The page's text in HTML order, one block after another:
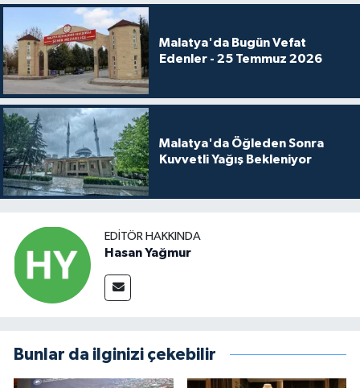
Malatya'da Bugün Vefat
Edenler - 25 Temmuz 2026
Malatya'da Öğleden Sonra
Kuvvetli Yağış Bekleniyor
EDITÖR HAKKINDA
Hasan Yağmur
Bunlar da ilginizi çekebilir